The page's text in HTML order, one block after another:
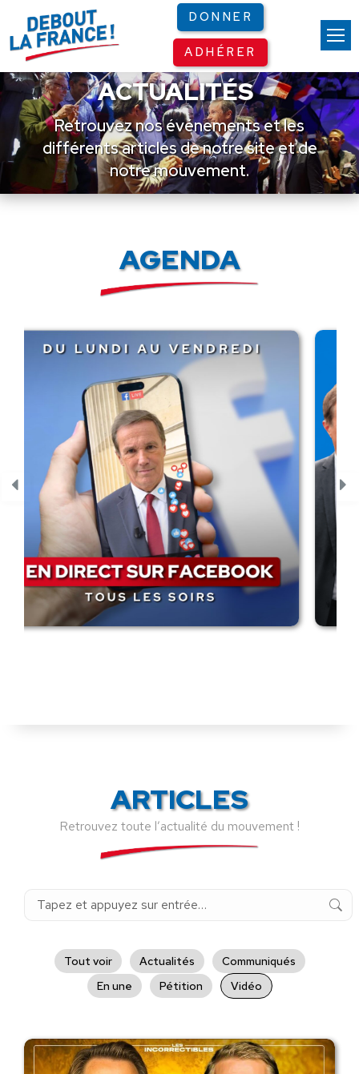
DONNER
ADHÉRER
ACTUALITÉS
Retrouvez nos événements et les
différents articles de notre site et de
notre mouvement.
AGENDA
ARTICLES
Retrouvez toute l’actualité du mouvement !
Recherche
Tout voir Actualités
Communiqués
En une
Pétition Vidéo
Panneau de gestion des cookies